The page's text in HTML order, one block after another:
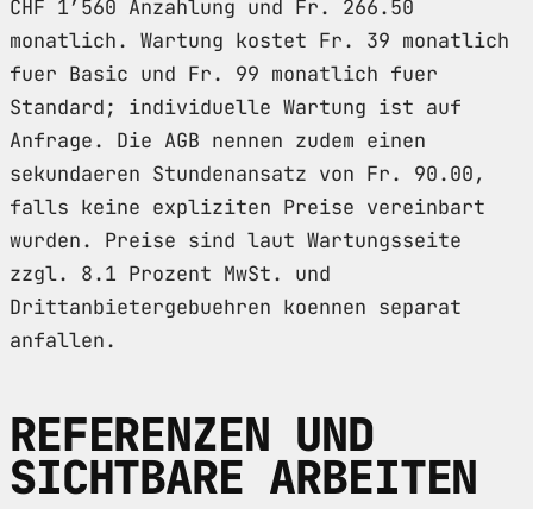
CHF 1’560 Anzahlung und Fr. 266.50
monatlich. Wartung kostet Fr. 39 monatlich
fuer Basic und Fr. 99 monatlich fuer
Standard; individuelle Wartung ist auf
Anfrage. Die AGB nennen zudem einen
sekundaeren Stundenansatz von Fr. 90.00,
falls keine expliziten Preise vereinbart
wurden. Preise sind laut Wartungsseite
zzgl. 8.1 Prozent MwSt. und
Drittanbietergebuehren koennen separat
anfallen.
REFERENZEN UND
SICHTBARE ARBEITEN